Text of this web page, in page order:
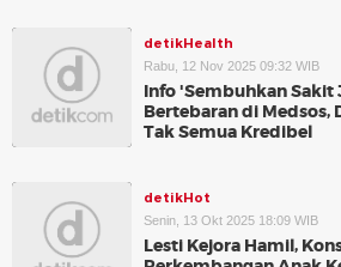
detikHealth
Rabu, 12 Nov 2025 09:32 WIB
Info 'Sembuhkan Sakit
Bertebaran di Medsos,
Tak Semua Kredibel
detikHot
Senin, 13 Okt 2025 18:09 WIB
Lesti Kejora Hamil,